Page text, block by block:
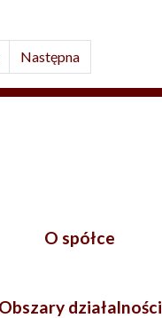
Następna
O spółce
Obszary działalności